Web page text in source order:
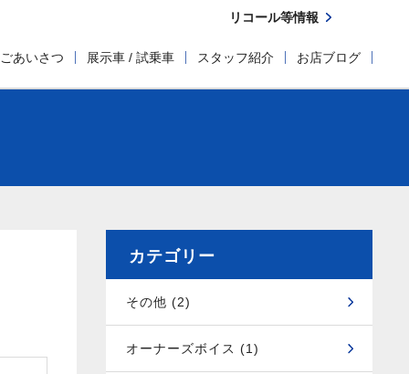
あいさつ 展示車 / 試乗車 スタッフ紹介 お店ブログ
リコール等情報
カテゴリー
その他 (2)
オーナーズボイス (1)